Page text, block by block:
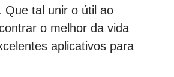
Que tal unir o útil ao
o melhor da vida
aplicativos para